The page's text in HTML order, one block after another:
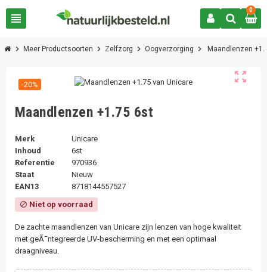
view_headline
0
chevron_right Meer Productsoorten chevron_right Zelfzorg chevron_right Oogverzorging chevron_right Maandlenzen
zoom_out_map
-20%
Maandlenzen +1.75 6st
Merk
Unicare
Inhoud
6st
Referentie
970936
Staat
Nieuw
EAN13
8718144557527
block Niet op voorraad
De zachte maandlenzen van Unicare zijn lenzen van hoge kwaliteit
met geÃ¯ntegreerde UV-bescherming en met een optimaal
draagniveau.